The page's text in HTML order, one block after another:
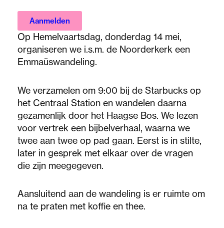
Aanmelden
Op Hemelvaartsdag, donderdag 14 mei,
organiseren we i.s.m. de Noorderkerk een
Emmaüswandeling.
We verzamelen om 9:00 bij de Starbucks op
het Centraal Station en wandelen daarna
gezamenlijk door het Haagse Bos. We lezen
voor vertrek een bijbelverhaal, waarna we
twee aan twee op pad gaan. Eerst is in stilte,
later in gesprek met elkaar over de vragen
die zijn meegegeven.
Aansluitend aan de wandeling is er ruimte om
na te praten met koffie en thee.